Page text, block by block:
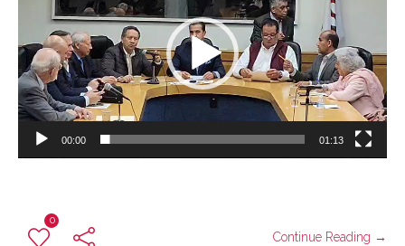
00:00 01:13
0
Continue Reading →